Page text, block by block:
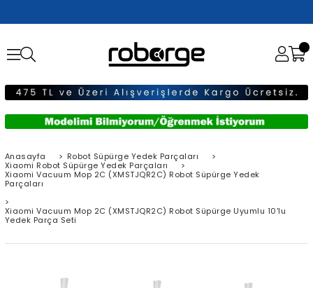
Anasayfa > Robot Süpürge Yedek Parçaları
>
Xiaomi Robot Süpürge Yedek Parçaları
>
Xiaomi Vacuum Mop 2C (XMSTJQR2C) Robot Süpürge Yedek
Parçaları
>
Xiaomi Vacuum Mop 2C (XMSTJQR2C) Robot Süpürge Uyumlu 10'lu
Yedek Parça Seti